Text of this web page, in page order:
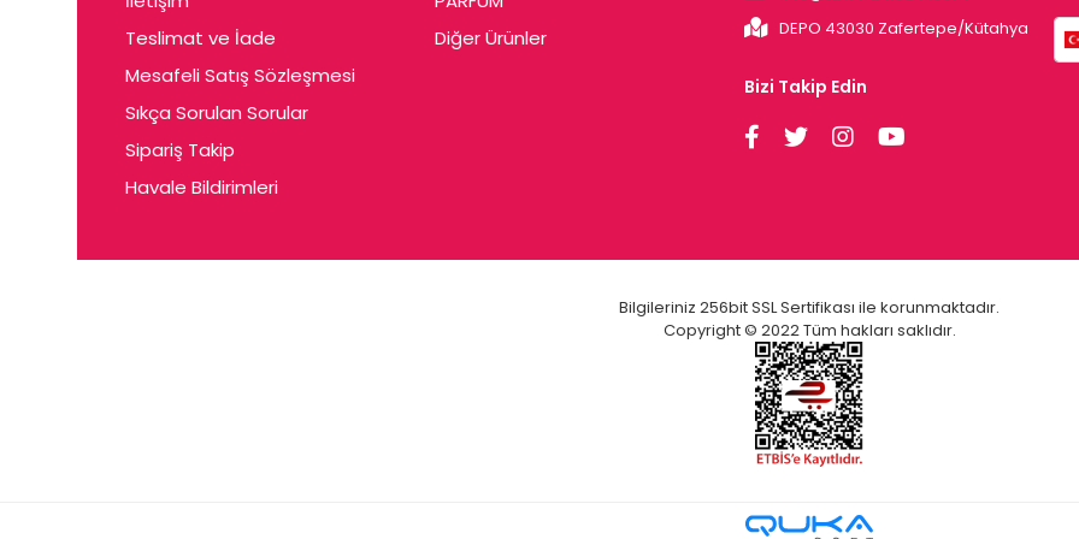
Cerin
Ceta
Ceyda
Chris
Ciey
Cleo
Teslimat ve İade
Mesafeli Satış Sözleşmesi
Sıkça Sorulan Sorular
Sipariş Takip
Havale Bildirimleri
Diğer Ürünler
DEPO 43030 Zafertepe/Kütahya
Bizi Takip Edin
Bilgileriniz 256bit SSL Sertifikası ile korunmaktadır.
Copyright © 2022 Tüm hakları saklıdır.